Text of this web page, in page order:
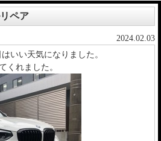
ペア
2024.02.03
いい天気になりました。
れました。